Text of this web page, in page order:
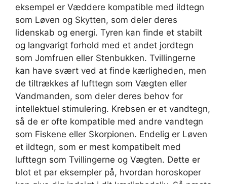
eksempel er Væddere kompatible med ildtegn
som Løven og Skytten, som deler deres
lidenskab og energi. Tyren kan finde et stabilt
og langvarigt forhold med et andet jordtegn
som Jomfruen eller Stenbukken. Tvillingerne
kan have svært ved at finde kærligheden, men
de tiltrækkes af lufttegn som Vægten eller
Vandmanden, som deler deres behov for
intellektuel stimulering. Krebsen er et vandtegn,
så de er ofte kompatible med andre vandtegn
som Fiskene eller Skorpionen. Endelig er Løven
et ildtegn, som er mest kompatibelt med
lufttegn som Tvillingerne og Vægten. Dette er
blot et par eksempler på, hvordan horoskoper